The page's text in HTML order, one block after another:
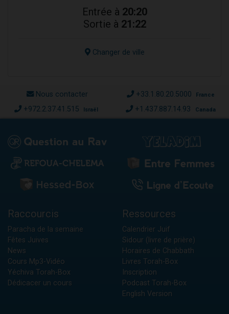
Entrée à 20:20
Sortie à 21:22
Changer de ville
Nous contacter +33.1.80.20.5000 France
+972.2.37.41.515 Israël +1.437.887.14.93 Canada
Raccourcis
Paracha de la semaine
Fêtes Juives
News
Cours Mp3-Vidéo
Yéchiva Torah-Box
Dédicacer un cours
Ressources
Calendrier Juif
Sidour (livre de prière)
Horaires de Chabbath
Livres Torah-Box
Inscription
Podcast Torah-Box
English Version